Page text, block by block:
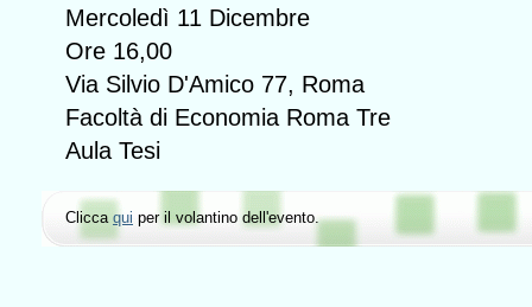
Mercoledì 11 Dicembre
Ore 16,00
Via Silvio D'Amico 77, Roma
Facoltà di Economia Roma Tre
Aula Tesi
Clicca qui per il volantino dell'evento.